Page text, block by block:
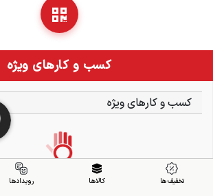
کسب و کارهای ویژه
کسب و کارهای ویژه
تخفیف ها کالاها رویدادها